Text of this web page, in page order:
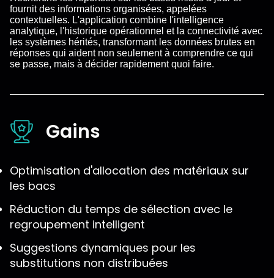
fournit des informations organisées, appelées
contextuelles. L'application combine l'intelligence
analytique, l'historique opérationnel et la connectivité avec
les systèmes hérités, transformant les données brutes en
réponses qui aident non seulement à comprendre ce qui
se passe, mais à décider rapidement quoi faire.
Gains
Optimisation d'allocation des matériaux sur
les bacs
Réduction du temps de sélection avec le
regroupement intelligent
Suggestions dynamiques pour les
substitutions non distribuées